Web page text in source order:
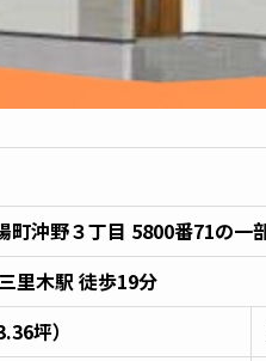
町沖野３丁目 5800番71の一
三里木駅徒歩19分
坪）